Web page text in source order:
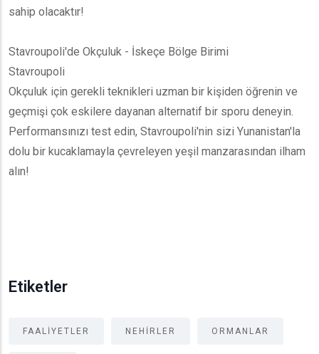
sahip olacaktır!
Stavroupoli'de Okçuluk - İskeçe Bölge Birimi
Stavroupoli
Okçuluk için gerekli teknikleri uzman bir kişiden öğrenin ve
geçmişi çok eskilere dayanan alternatif bir sporu deneyin.
Performansınızı test edin, Stavroupoli'nin sizi Yunanistan'la
dolu bir kucaklamayla çevreleyen yeşil manzarasından ilham
alın!
Etiketler
FAALIYETLER NEHIRLER ORMANLAR